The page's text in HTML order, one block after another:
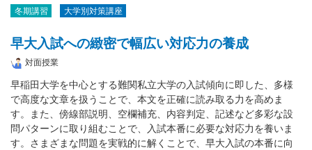
冬期講習 大学別対策講座
早大入試への緻密で幅広い対応力の養成
対面授業
早稲田大学を中心とする難関私立大学の入試傾向に即した、多様
で高度な文章を扱うことで、本文を正確に読み取る力を高めま
す。また、傍線部説明、空欄補充、内容判定、記述など多彩な設
問パターンに取り組むことで、入試本番に必要な対応力を養いま
す。さまざまな問題を実戦的に解くことで、早大入試の本番に向